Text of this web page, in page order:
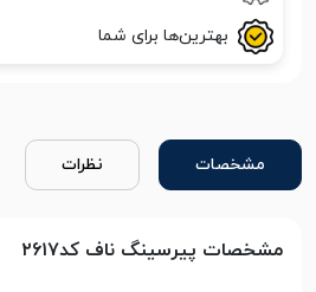
بهترین‌ها برای شما
مشخصات نظرات
مشخصات پیرسینگ ناف کد۲۶۱۷